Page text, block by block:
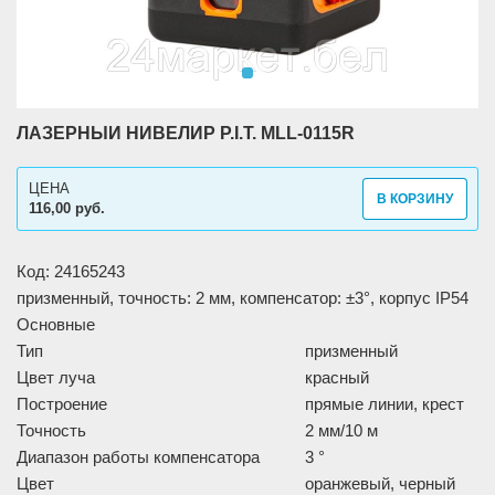
ЛАЗЕРНЫЙ НИВЕЛИР P.I.T. MLL-0115R
116,00 руб.
ЦЕНА
В КОРЗИНУ
Код: 24165243
призменный, точность: 2 мм, компенсатор: ±3°, корпус IP54
Основные
Тип
призменный
Цвет луча
красный
Построение
прямые линии, крест
Точность
2 мм/10 м
Диапазон работы компенсатора
3 °
Цвет
оранжевый, черный